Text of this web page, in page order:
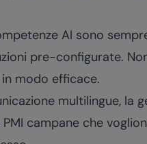
AI sono
pre-configurate.
modo efficace.
multilingue, la
campane che